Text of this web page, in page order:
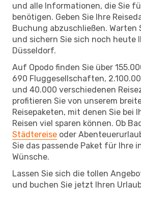
und alle Informationen, die Sie
benötigen. Geben Sie Ihre
Buchung abzuschließen. Warten
und sichern Sie sich noch heute
Düsseldorf.
Auf Opodo finden Sie über
690 Fluggesellschaften,
und 40.000 verschiedenen
profitieren Sie von unserem
Reisepaketen, mit denen Sie bei
Reisen viel sparen können. Ob
Städtereise oder
Sie das passende Paket für Ihre
Wünsche.
Lassen Sie sich die tollen
und buchen Sie jetzt Ihren